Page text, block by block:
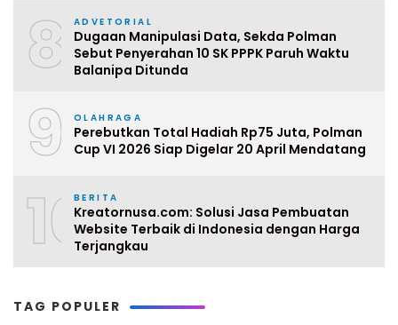
8 ADVETORIAL
Dugaan Manipulasi Data, Sekda Polman
Sebut Penyerahan 10 SK PPPK Paruh Waktu
Balanipa Ditunda
9 OLAHRAGA
Perebutkan Total Hadiah Rp75 Juta, Polman
Cup VI 2026 Siap Digelar 20 April Mendatang
10BERITA
Kreatornusa.com: Solusi Jasa Pembuatan
Website Terbaik di Indonesia dengan Harga
Terjangkau
TAG POPULER